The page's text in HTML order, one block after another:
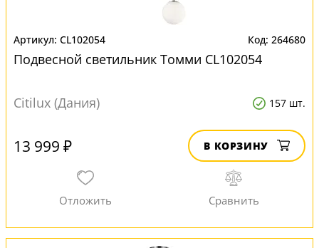
CL102054 264680
Подвесной светильник Томми CL102054
Citilux (Дания) 157 шт.
13 999 ₽ В КОРЗИНУ